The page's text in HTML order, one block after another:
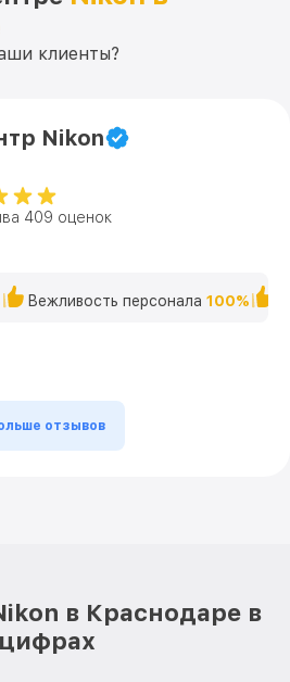
клиенты?
Nikon
409 оценок
Вежливость персонала 100%
отзывов
в Краснодаре в
цифрах